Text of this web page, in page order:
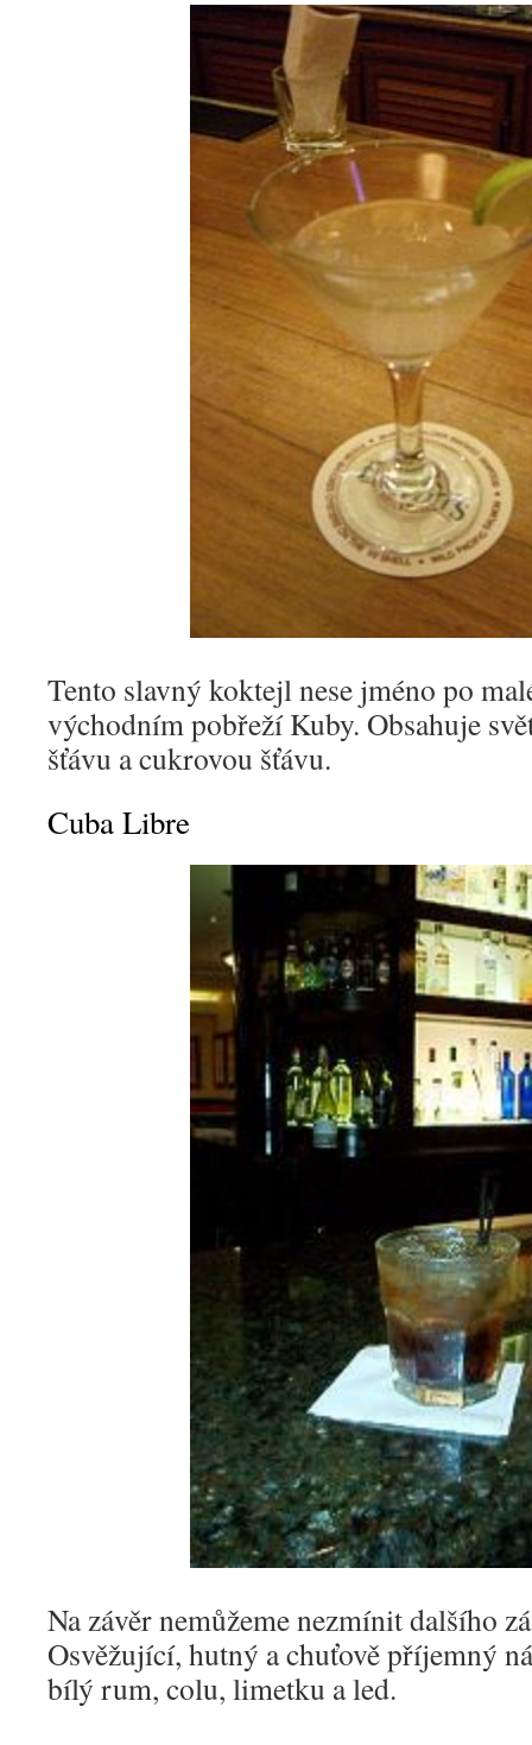
Tento slavný koktejl nese jméno po
východním pobřeží Kuby. Obsahuje
šťávu a cukrovou šťávu.
Cuba Libre
Na závěr nemůžeme nezmínit dalšího
Osvěžující, hutný a chuťově příjemný
bílý rum, colu, limetku a led.